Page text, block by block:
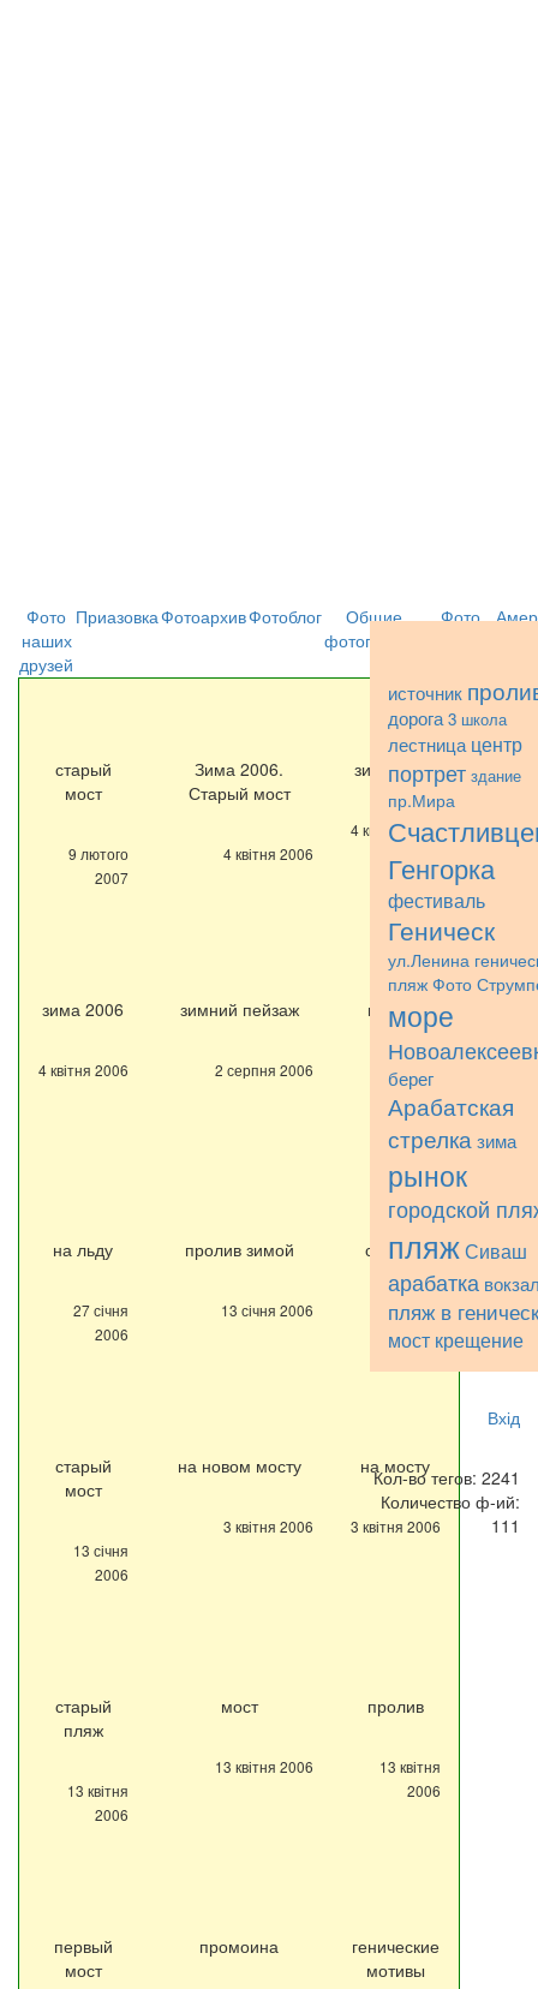
Фото
наших
друзей
ПриазовкаФотоархивФотоблог
Общие
фотографии
Фото
старый
мост
9 лютого
2007
Зима 2006.
Старый мост
4 квітня 2006
зима 2006
4 квітня 2006
зима 2006
4 квітня 2006
зимний пейзаж
2 серпня 2006
пролив
зимой
13 січня
2006
на льду
27 січня
2006
пролив зимой
13 січня 2006
с моста
27 січня
2006
старый
мост
13 січня
2006
на новом мосту
3 квітня 2006
на мосту
3 квітня 2006
старый
пляж
13 квітня
2006
мост
13 квітня 2006
пролив
13 квітня
2006
первый
мост
промоина
генические
мотивы
источник
дорога 3 школа
лестница центр
портрет здание
пр.Мира
Генгорка
фестиваль
Геническ
ул.Ленина
пляж Фото
море
берег
Арабатская
стрелка зима
рынок
городской
пляжСиваш
арабатка
пляж в
мост крещение
Вхід
Кол-во тегов: 2241
Количество ф-ий:
111